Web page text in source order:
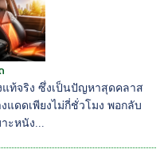
แท้จริง ซึ่งเป็นปัญหาสุดคลาส
แดดเพียงไม่กี่ชั่วโมง พอกลับ
ะหนัง...